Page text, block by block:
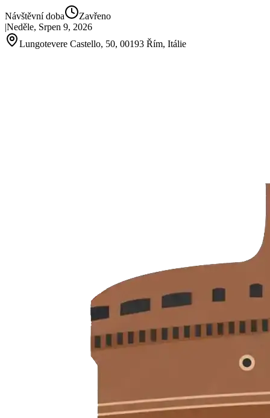
Návštěvní doba
Zavřeno
|Neděle, Srpen 9, 2026
Lungotevere Castello, 50, 00193 Řím, Itálie